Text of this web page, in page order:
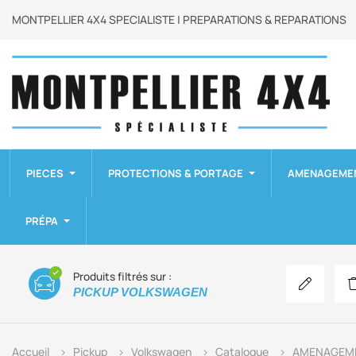
MONTPELLIER 4X4 SPECIALISTE | PREPARATIONS & REPARATIONS
PIECES PROTECTIONS & PORTAGE
PRÉPA
Produits filtrés sur :
PICKUP VOLKSWAGEN Modifier
Accueil Pickup Volkswagen Catalogue